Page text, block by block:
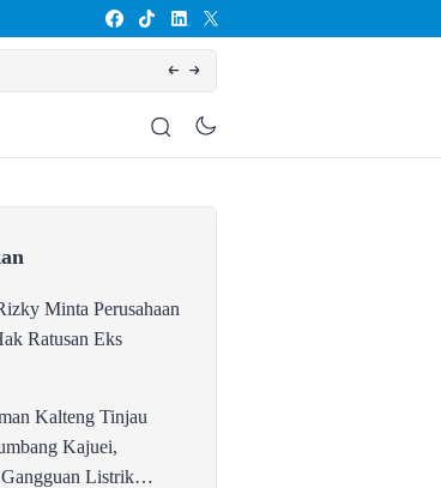
Karhutla Kotim Meluas, BPBD Sebut Sudah
Minta Perusahaan
Ratusan Eks
Kalteng Tinjau
Kajuei,
Listrik